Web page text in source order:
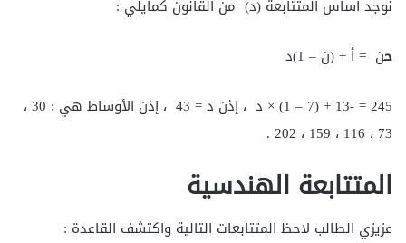
نوجد أساس المتتابعة (د) من القانون كمايلي :
حن = أ + (ن – 1)د
245 = -13 + (7 – 1) × د ، إذن د = 43 ، إذن الأوساط هي : 30 ،
73 ، 116 ، 159 ، 202 .
المتتابعة الهندسية
عزيزي الطالب لاحظ المتتابعات التالية واكتشف القاعدة :